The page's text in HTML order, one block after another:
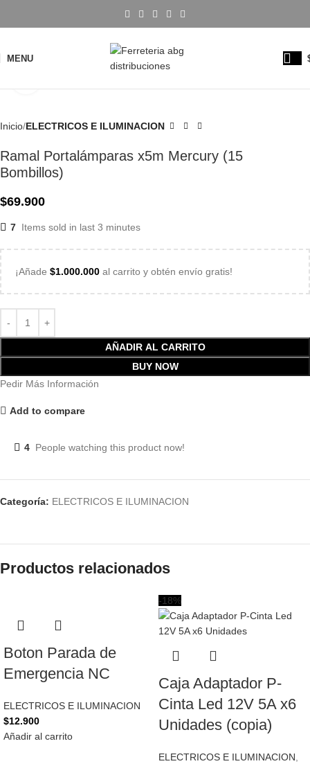
MENU
Inicio ELECTRICOS E ILUMINACION
Ramal Portalámparas x5m Mercury (15
Bombillos)
$69.900
7 Items sold in last 3 minutes
¡Añade $1.000.000 al carrito y obtén envío gratis!
AÑADIR AL CARRITO
BUY NOW
Pedir Más Información
Add to compare
4 People watching this product now!
Categoría: ELECTRICOS E ILUMINACION
Productos relacionados
Boton Parada de
Emergencia NC
ELECTRICOS E ILUMINACION
$12.900
Añadir al carrito
-18%
Caja Adaptador P-
Cinta Led 12V 5A x6
Unidades (copia)
ELECTRICOS E ILUMINACION